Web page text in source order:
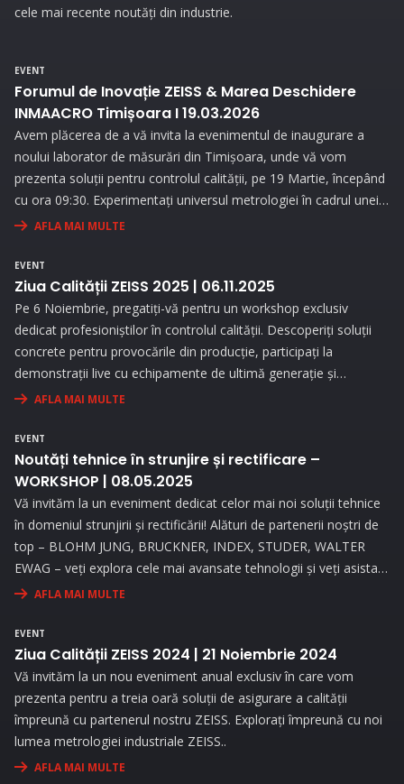
cele mai recente noutăți din industrie.
EVENT
Forumul de Inovație ZEISS & Marea Deschidere
INMAACRO Timișoara I 19.03.2026
Avem plăcerea de a vă invita la evenimentul de inaugurare a
noului laborator de măsurări din Timișoara, unde vă vom
prezenta soluții pentru controlul calității, pe 19 Martie, începând
cu ora 09:30. Experimentați universul metrologiei în cadrul unei
expoziții interesante și prin prezentări interactive!
AFLA MAI MULTE
EVENT
Ziua Calității ZEISS 2025 | 06.11.2025
Pe 6 Noiembrie, pregatiți-vă pentru un workshop exclusiv
dedicat profesioniștilor în controlul calității. Descoperiți soluții
concrete pentru provocările din producție, participați la
demonstrații live cu echipamente de ultimă generație și
beneficiați de consultanță personalizată pentru a vă optimiza
AFLA MAI MULTE
EVENT
Noutăți tehnice în strunjire și rectificare –
WORKSHOP | 08.05.2025
Vă invităm la un eveniment dedicat celor mai noi soluții tehnice
în domeniul strunjirii și rectificării! Alături de partenerii noștri de
top – BLOHM JUNG, BRUCKNER, INDEX, STUDER, WALTER
EWAG – veți explora cele mai avansate tehnologii și veți asista
la demonstrații live..
AFLA MAI MULTE
EVENT
Ziua Calității ZEISS 2024 | 21 Noiembrie 2024
Vă invităm la un nou eveniment anual exclusiv în care vom
prezenta pentru a treia oară soluții de asigurare a calității
împreună cu partenerul nostru ZEISS. Explorați împreună cu noi
lumea metrologiei industriale ZEISS..
AFLA MAI MULTE